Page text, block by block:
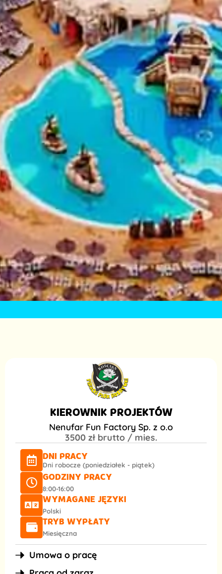
KIEROWNIK PROJEKTÓW
Nenufar Fun Factory Sp. z o.o
3500 zł brutto / mies.
DNI PRACY
Dni robocze (poniedziałek - piątek)
GODZINY PRACY
8:00-16:00
WYMAGANE JĘZYKI
Polski
TRYB WYPŁATY
Miesięczna
Umowa o pracę